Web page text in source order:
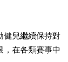
健兒繼續保持對
在各類賽事中